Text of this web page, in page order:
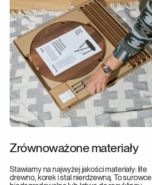
Zrównoważone materiały
Stawiamy na najwyżej jakości materiały: lite
drewno, korek i stal nierdzewną. To surowce